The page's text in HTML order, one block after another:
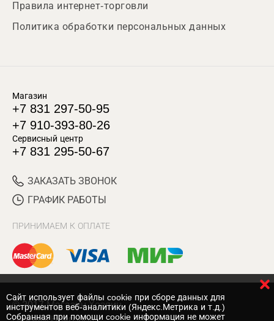
Правила интернет-торговли
Политика обработки персональных данных
Магазин
+7 831 297-50-95
+7 910-393-80-26
Сервисный центр
+7 831 295-50-67
ЗАКАЗАТЬ ЗВОНОК
ГРАФИК РАБОТЫ
ПРИНИМАЕМ К ОПЛАТЕ
© 2017 Магазин Хозяин
Cайт использует файлы cookie при сборе данных для
инструментов веб-аналитики (Яндекс.Метрика и т.д.)
Собранная при помощи cookie информация не может